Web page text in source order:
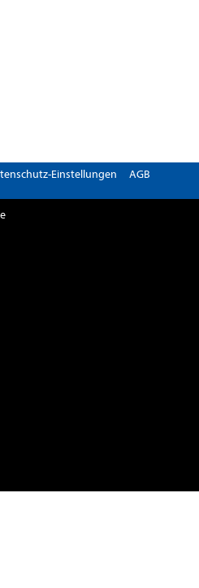
Einstellungen AGB